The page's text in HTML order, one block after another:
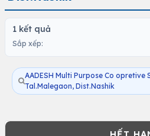
1 kết quả
Sắp xếp:
AADESH Multi Purpose Co opretive
Tal.Malegaon, Dist.Nashik